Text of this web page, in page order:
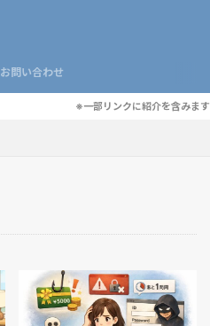
お問い合わせ
※一部リンクに紹介を含みます